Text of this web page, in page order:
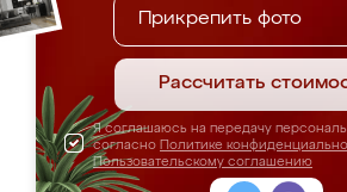
Прикрепить фото
Рассчитать
Я соглашаюсь на передачу
согласно Политике
Пользовательскому соглашению